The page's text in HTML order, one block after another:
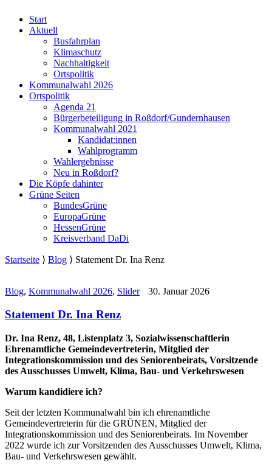
Start
Aktuell
Busfahrplan
Klimaschutz
Nachhaltigkeit
Ortspolitik
Kommunalwahl 2026
Ortspolitik
Agenda 21
Bürgerbeteiligung in Roßdorf/Gundernhausen
Kommunalwahl 2021
Kandidat:innen
Wahlprogramm
Wahlergebnisse
Neu in Roßdorf?
Die Köpfe dahinter
Grüne Seiten
BundesGrüne
EuropaGrüne
HessenGrüne
Kreisverband DaDi
Startseite ⟩ Blog ⟩ Statement Dr. Ina Renz
Blog, Kommunalwahl 2026, Slider 30. Januar 2026
Statement Dr. Ina Renz
Dr. Ina Renz, 48, Listenplatz 3, Sozialwissenschaftlerin
Ehrenamtliche Gemeindevertreterin, Mitglied der
Integrationskommission und des Seniorenbeirats, Vorsitzende
des Ausschusses Umwelt, Klima, Bau- und Verkehrswesen
Warum kandidiere ich?
Seit der letzten Kommunalwahl bin ich ehrenamtliche
Gemeindevertreterin für die GRÜNEN, Mitglied der
Integrationskommission und des Seniorenbeirats. Im November
2022 wurde ich zur Vorsitzenden des Ausschusses Umwelt, Klima,
Bau- und Verkehrswesen gewählt.